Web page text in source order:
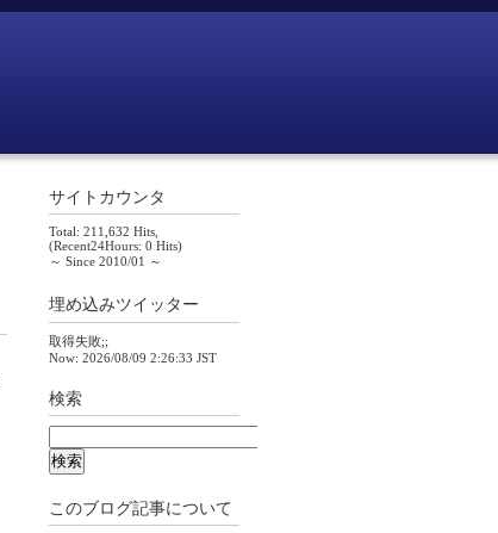
サイトカウンタ
Total: 211,632 Hits,
(Recent24Hours: 0 Hits)
～ Since 2010/01 ～
埋め込みツイッター
取得失敗;;
Now: 2026/08/09 2:26:33 JST
検索
このブログ記事について